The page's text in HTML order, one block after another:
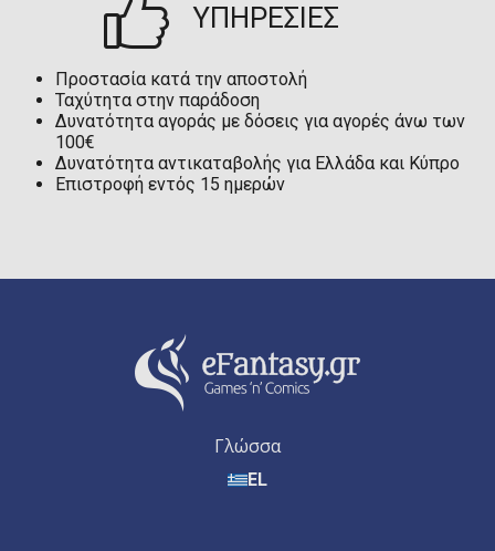
ΥΠΗΡΕΣΙΕΣ
Προστασία κατά την αποστολή
Ταχύτητα στην παράδοση
Δυνατότητα αγοράς με δόσεις για αγορές άνω των
100€
Δυνατότητα αντικαταβολής για Ελλάδα και Κύπρο
Επιστροφή εντός 15 ημερών
Γλώσσα
EL